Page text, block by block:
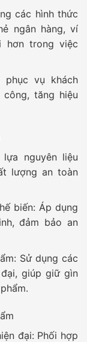
các hình thức
ngân hàng, ví
hơn trong việc
vụ khách
tăng hiệu
lựa nguyên liệu
lượng an toàn
biến: Áp dụng
đảm bảo an
Sử dụng các
giúp giữ gìn
đại: Phối hợp